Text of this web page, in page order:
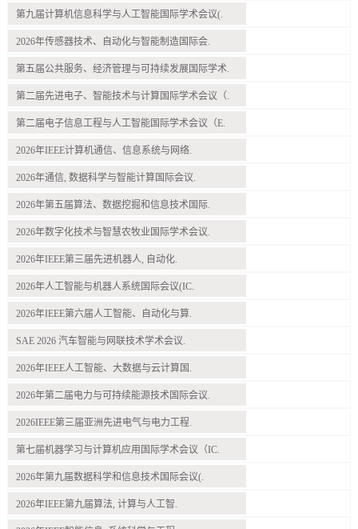
第九届计算机信息科学与人工智能国际学术会议(.
2026年传感器技术、自动化与智能制造国际会.
第五届公共服务、经济管理与可持续发展国际学术.
第二届先进电子、智能技术与计算国际学术会议（.
第二届电子信息工程与人工智能国际学术会议（E.
2026年IEEE计算机通信、信息系统与网络.
2026年通信, 数据科学与智能计算国际会议.
2026年第五届算法、数据挖掘和信息技术国际.
2026年数字化技术与智慧农牧业国际学术会议.
2026年IEEE第三届先进机器人, 自动化.
2026年人工智能与机器人系统国际会议(IC.
2026年IEEE第六届人工智能、自动化与算.
SAE 2026 汽车智能与网联技术学术会议.
2026年IEEE人工智能、大数据与云计算国.
2026年第二届电力与可持续能源技术国际会议.
2026IEEE第三届亚洲先进电气与电力工程.
第七届机器学习与计算机应用国际学术会议（IC.
2026年第九届数据科学和信息技术国际会议(.
2026年IEEE第九届算法, 计算与人工智.